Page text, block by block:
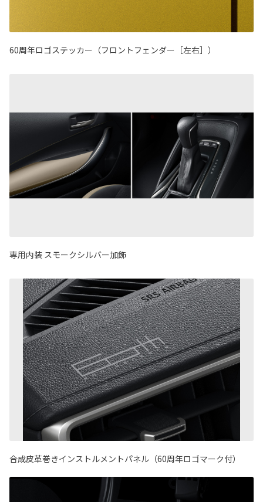
60周年ロゴステッカー（フロントフェンダー［左右］）
専用内装 スモークシルバー加飾
合成皮革巻きインストルメントパネル（60周年ロゴマーク付）